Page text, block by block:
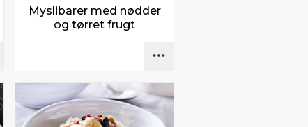
Myslibarer med nødder
og tørret frugt